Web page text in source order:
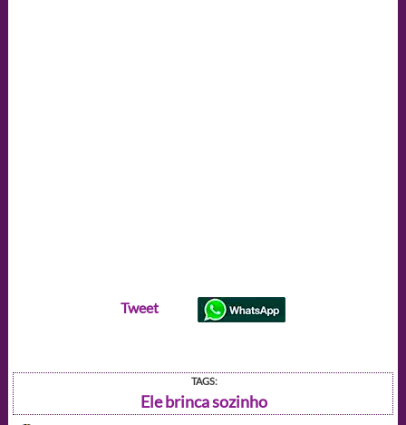
Tweet
TAGS:
Ele brinca sozinho